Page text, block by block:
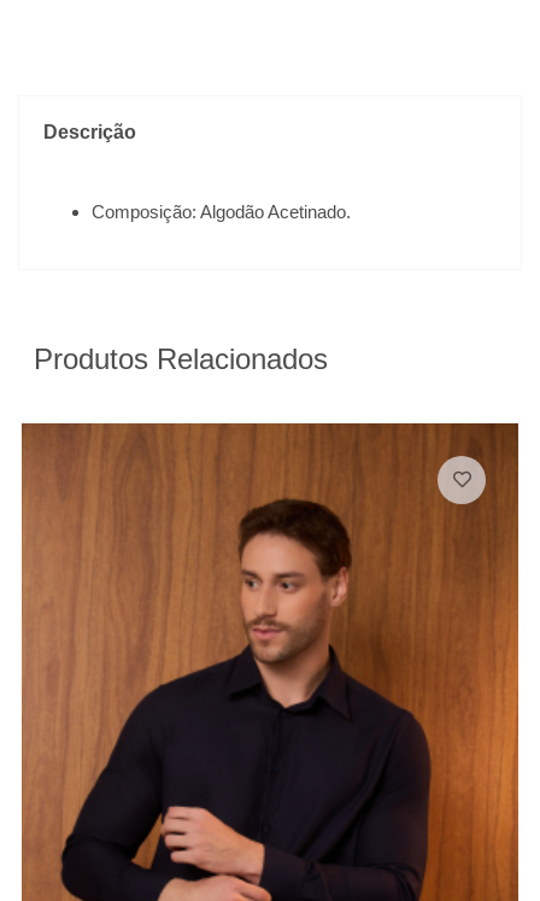
Descrição
Composição: Algodão Acetinado.
Produtos Relacionados